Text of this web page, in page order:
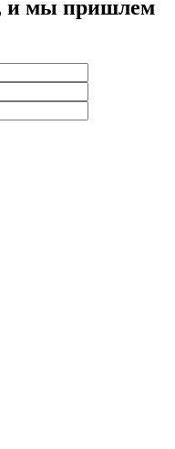
и мы пришлем